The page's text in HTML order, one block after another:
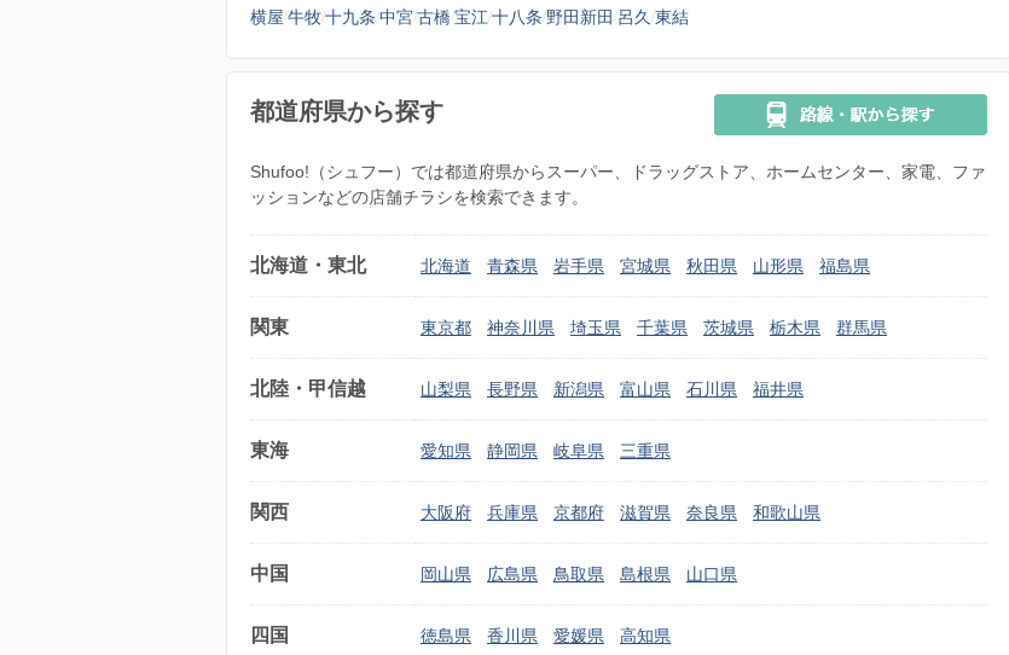
横屋 牛牧十九条 中宮古橋宝江 十八条 野田新田 呂久 東結
都道府県から探す
Shufoo!（シュフー）では都道府県からスーパー、ドラッグストア、ホームセンター、家電、ファ
ッションなどの店舗チラシを検索できます。
北海道・東北 北海道 青森県 岩手県 宮城県 秋田県 山形県 福島県
関東 東京都 神奈川県 埼玉県 千葉県 茨城県 栃木県 群馬県
北陸・甲信越 山梨県 長野県 新潟県 富山県 石川県 福井県
東海 愛知県 静岡県 岐阜県 三重県
関西 大阪府 兵庫県 京都府 滋賀県 奈良県 和歌山県
中国 岡山県 広島県 鳥取県 島根県 山口県
四国 徳島県 香川県 愛媛県 高知県